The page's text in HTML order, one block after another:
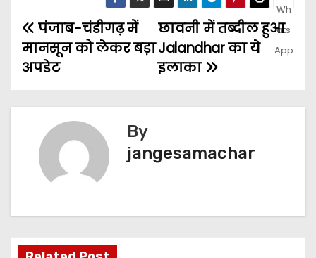
छावनी में तब्दील हुआ
Jalandhar का ये
इलाका
पंजाब-चंडीगढ़ में
मानसून को लेकर बड़ा
अपडेट
By
jangesamachar